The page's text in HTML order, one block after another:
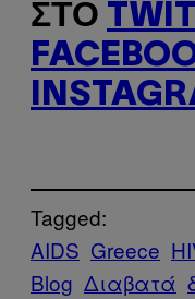
ΣΤΟ
Tagged:
AIDS Greece
Blog Διαβατά